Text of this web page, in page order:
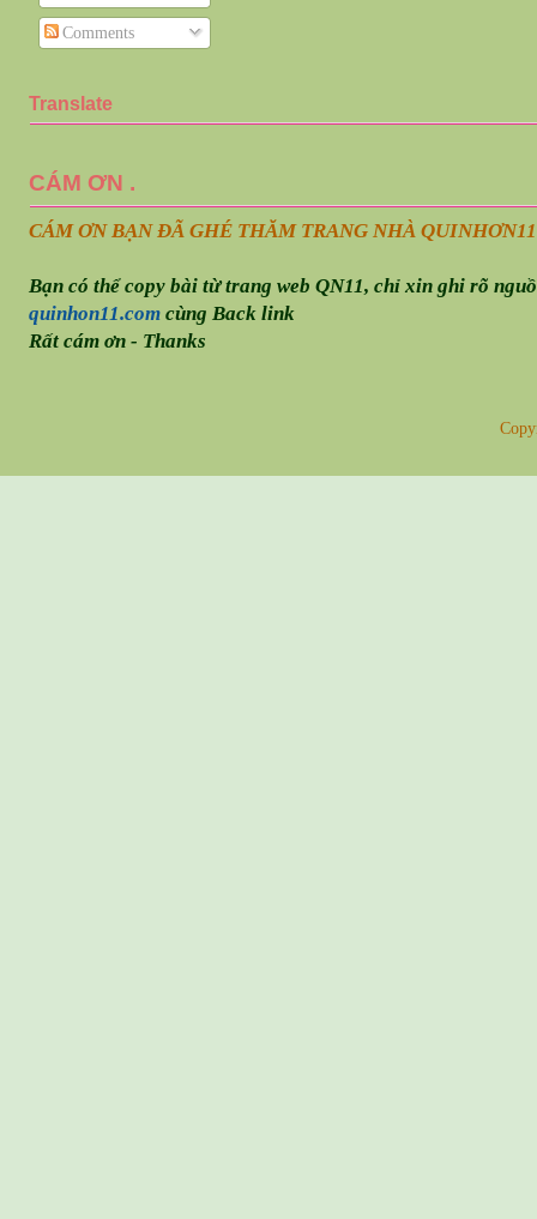
Comments
Translate
CÁM ƠN .
CÁM ƠN BẠN ĐÃ GHÉ THĂM TRANG NHÀ QUINHƠN
Bạn có thể copy bài từ trang web QN11, chỉ xin ghi rõ
quinhon11.comcùng Back link
Rất cám ơn - Thanks